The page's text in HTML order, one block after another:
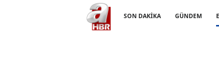
SON DAKİKA GÜNDEM